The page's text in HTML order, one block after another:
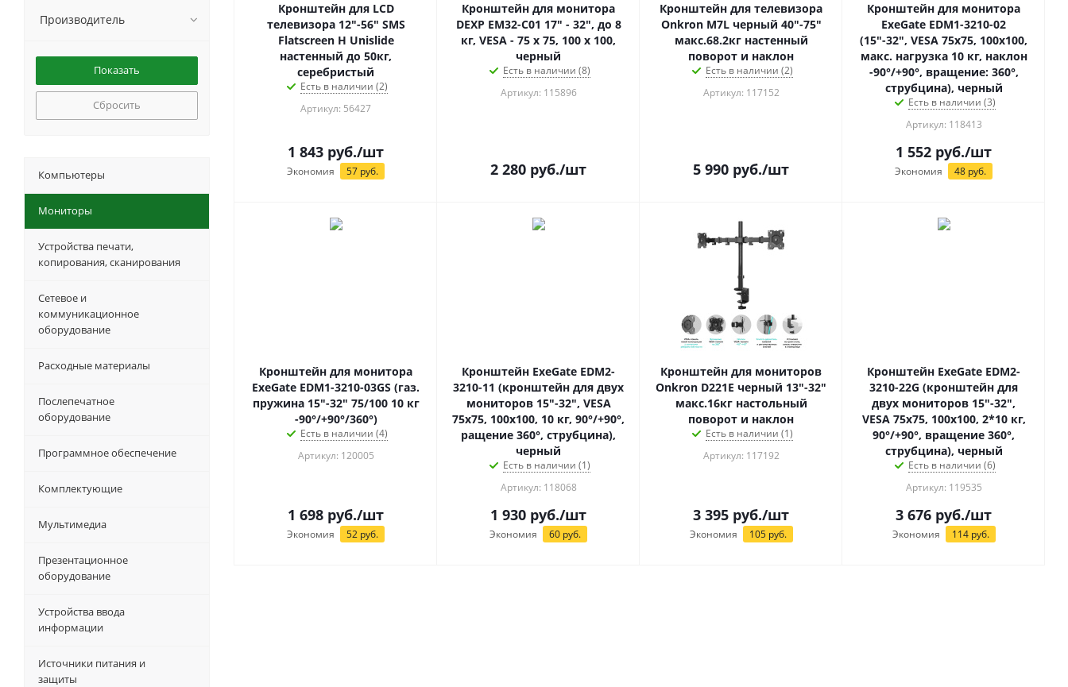
Кронштейн для LCD
телевизора 12"-56" SMS
Flatscreen H Unislide
настенный до 50кг,
серебристый
Есть в наличии (2)
Артикул: 56427
1 843 руб./шт
Экономия 57 руб.
Кронштейн для монитора
DEXP EM32-C01 17" - 32", до 8
кг, VESA - 75 x 75, 100 x 100,
черный
Есть в наличии (8)
Артикул: 115896
2 280 руб./шт
Кронштейн для телевизора
Onkron M7L черный 40"-75"
макс.68.2кг настенный
поворот и наклон
Есть в наличии (2)
Артикул: 117152
5 990 руб./шт
Кронштейн для монитора
ExeGate EDM1-3210-02
(15"-32", VESA 75x75, 100x100,
макс. нагрузка 10 кг, наклон
-90°/+90°, вращение: 360°,
струбцина), черный
Есть в наличии (3)
Артикул: 118413
1 552 руб./шт
Экономия 48 руб.
Кронштейн для монитора
ExeGate EDM1-3210-03GS (газ.
пружина 15"-32" 75/100 10 кг
-90°/+90°/360°)
Есть в наличии (4)
Артикул: 120005
1 698 руб./шт
Экономия 52 руб.
Кронштейн ExeGate EDM2-
3210-11 (кронштейн для двух
мониторов 15"-32", VESA
75x75, 100x100, 10 кг, 90°/+90°,
ращение 360°, струбцина),
черный
Есть в наличии (1)
Артикул: 118068
1 930 руб./шт
Экономия 60 руб.
Кронштейн для мониторов
Onkron D221E черный 13"-32"
макс.16кг настольный
поворот и наклон
Есть в наличии (1)
Артикул: 117192
3 395 руб./шт
Экономия 105руб.
Кронштейн ExeGate EDM2-
3210-22G (кронштейн для
двух мониторов 15"-32",
VESA 75x75, 100x100, 2*10 кг,
90°/+90°, вращение 360°,
струбцина), черный
Есть в наличии (6)
Артикул: 119535
3 676 руб./шт
Экономия 114руб.
Производитель
Сбросить
Компьютеры
Мониторы
Устройства печати,
копирования, сканирования
Сетевое и
коммуникационное
оборудование
Расходные материалы
Послепечатное
оборудование
Программное обеспечение
Комплектующие
Мультимедиа
Презентационное
оборудование
Устройства ввода
информации
Источники питания и
защиты